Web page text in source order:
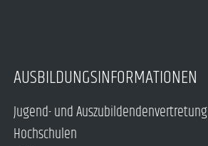
AUSBILDUNGSINFORMATIONEN
Jugend- und Auszubildendenvertretung
Hochschulen